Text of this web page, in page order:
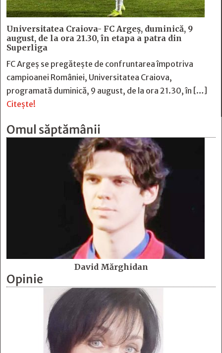
Universitatea Craiova- FC Argeș, duminică, 9
august, de la ora 21.30, în etapa a patra din
Superliga
FC Argeș se pregătește de confruntarea împotriva
campioanei României, Universitatea Craiova,
programată duminică, 9 august, de la ora 21.30, în […]
Citește!
Omul săptămânii
David Mărghidan
Opinie